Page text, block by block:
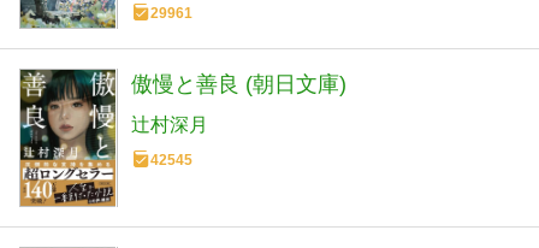
29961
傲慢と善良 (朝日文庫)
辻村深月
42545